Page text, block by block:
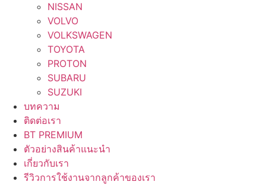
NISSAN
VOLVO
VOLKSWAGEN
TOYOTA
PROTON
SUBARU
SUZUKI
บทความ
ติดต่อเรา
BT PREMIUM
ตัวอย่างสินค้าแนะนำ
เกี่ยวกับเรา
รีวิวการใช้งานจากลูกค้าของเรา